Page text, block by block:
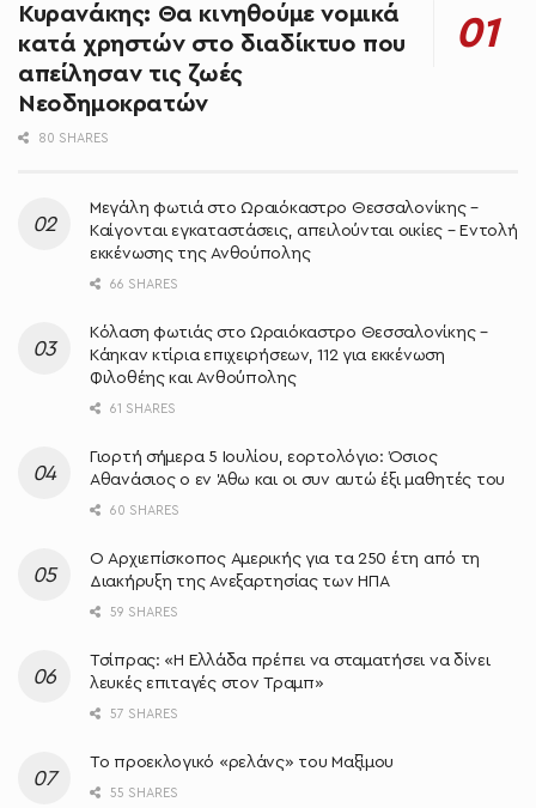
Κυρανάκης: Θα κινηθούμε νομικά
κατά χρηστών στο διαδίκτυο που
απείλησαν τις ζωές
Νεοδημοκρατών
80 SHARES
Μεγάλη φωτιά στο Ωραιόκαστρο Θεσσαλονίκης –
Καίγονται εγκαταστάσεις, απειλούνται οικίες – Εντολή
εκκένωσης της Ανθούπολης
66 SHARES
Κόλαση φωτιάς στο Ωραιόκαστρο Θεσσαλονίκης –
Κάηκαν κτίρια επιχειρήσεων, 112 για εκκένωση
Φιλοθέης και Ανθούπολης
61 SHARES
Γιορτή σήμερα 5 Ιουλίου, εορτολόγιο: Όσιος
Αθανάσιος ο εν Άθω και οι συν αυτώ έξι μαθητές του
60 SHARES
O Αρχιεπίσκοπος Αμερικής για τα 250 έτη από τη
Διακήρυξη της Ανεξαρτησίας των ΗΠΑ
59 SHARES
Τσίπρας: «Η Ελλάδα πρέπει να σταματήσει να δίνει
λευκές επιταγές στον Τραμπ»
57 SHARES
Το προεκλογικό «ρελάνς» του Μαξίμου
55 SHARES